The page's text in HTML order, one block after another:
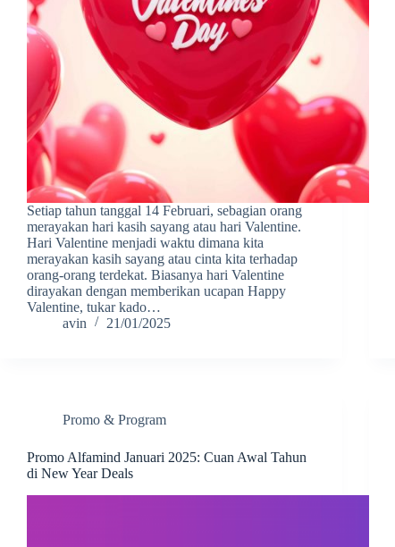
Setiap tahun tanggal 14 Februari, sebagian orang
merayakan hari kasih sayang atau hari Valentine.
Hari Valentine menjadi waktu dimana kita
merayakan kasih sayang atau cinta kita terhadap
orang-orang terdekat. Biasanya hari Valentine
dirayakan dengan memberikan ucapan Happy
Valentine, tukar kado…
avin
21/01/2025
Promo & Program
Promo Alfamind Januari 2025: Cuan Awal Tahun
di New Year Deals